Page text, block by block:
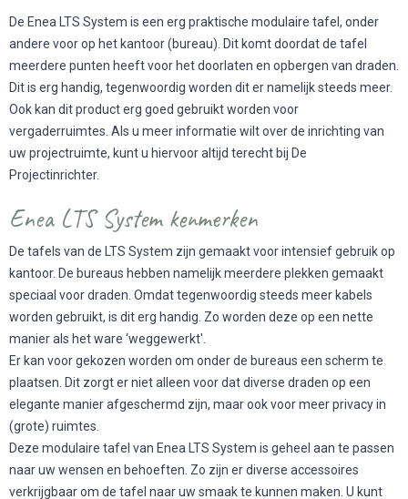
De Enea LTS System is een erg praktische modulaire tafel, onder
andere voor op het kantoor (bureau). Dit komt doordat de tafel
meerdere punten heeft voor het doorlaten en opbergen van draden.
Dit is erg handig, tegenwoordig worden dit er namelijk steeds meer.
Ook kan dit product erg goed gebruikt worden voor
vergaderruimtes. Als u meer informatie wilt over de inrichting van
uw projectruimte, kunt u hiervoor altijd terecht bij De
Projectinrichter.
Enea LTS System kenmerken
De tafels van de LTS System zijn gemaakt voor intensief gebruik op
kantoor. De bureaus hebben namelijk meerdere plekken gemaakt
speciaal voor draden. Omdat tegenwoordig steeds meer kabels
worden gebruikt, is dit erg handig. Zo worden deze op een nette
manier als het ware ‘weggewerkt'.
Er kan voor gekozen worden om onder de bureaus een scherm te
plaatsen. Dit zorgt er niet alleen voor dat diverse draden op een
elegante manier afgeschermd zijn, maar ook voor meer privacy in
(grote) ruimtes.
Deze modulaire tafel van Enea LTS System is geheel aan te passen
naar uw wensen en behoeften. Zo zijn er diverse accessoires
verkrijgbaar om de tafel naar uw smaak te kunnen maken. U kunt